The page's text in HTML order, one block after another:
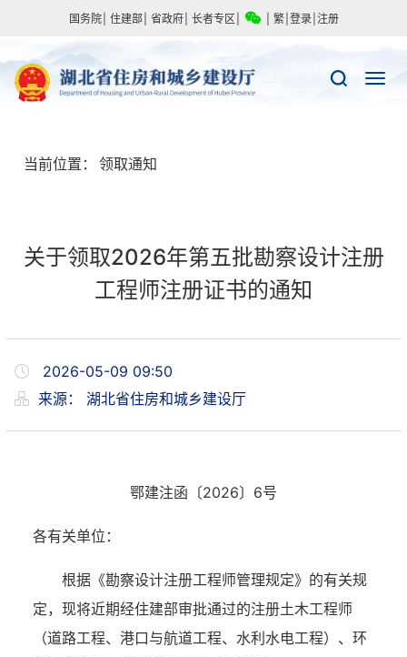
国务院 住建部 省政府 长者专区 繁 登录 注册
当前位置： 领取通知
关于领取2026年第五批勘察设计注册
工程师注册证书的通知
2026-05-09 09:50
来源： 湖北省住房和城乡建设厅
鄂建注函〔2026〕6号
各有关单位：
根据《勘察设计注册工程师管理规定》的有关规
定，现将近期经住建部审批通过的注册土木工程师
（道路工程、港口与航道工程、水利水电工程）、环